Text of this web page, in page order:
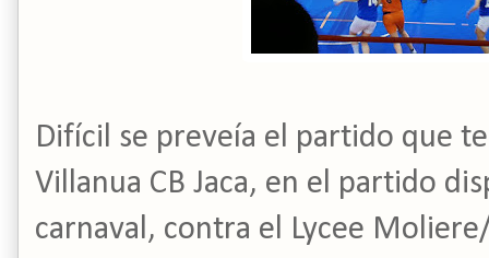
Difícil se preveía el partido que
Villanua CB Jaca, en el partido
carnaval, contra el Lycee